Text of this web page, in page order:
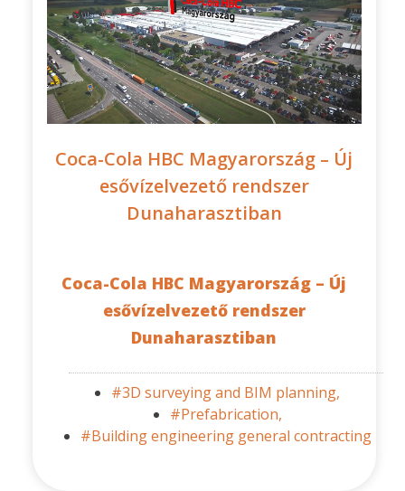
Coca-Cola HBC Magyarország – Új
esővízelvezető rendszer
Dunaharasztiban
Coca-Cola HBC Magyarország – Új
esővízelvezető rendszer
Dunaharasztiban
#3D surveying and BIM planning,
#Prefabrication,
#Building engineering general contracting